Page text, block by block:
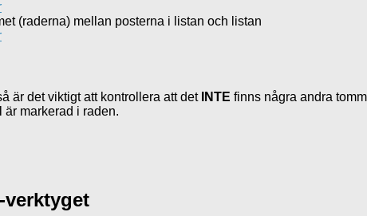
(raderna) mellan posterna i listan och listan
är det viktigt att kontrollera att det INTE finns några andra
är markerad i raden.
verktyget